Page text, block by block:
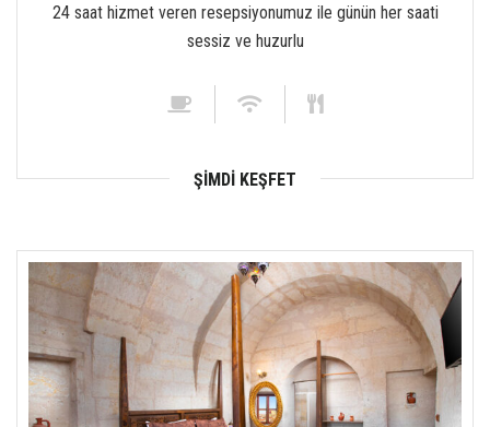
24 saat hizmet veren resepsiyonumuz ile günün her saati
sessiz ve huzurlu
ŞIMDI KEŞFET